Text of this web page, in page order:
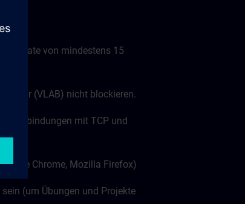
von mindestens 15
Labor (VLAB) nicht blockieren.
Verbindungen mit TCP und
Chrome, Mozilla Firefox)
(um Übungen und Projekte